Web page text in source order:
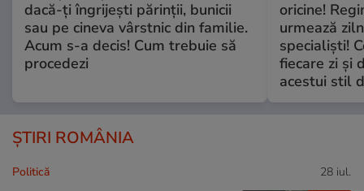
dacă-ți îngrijești părinții, bunicii
sau pe cineva vârstnic din familie.
Acum s-a decis! Cum trebuie să
procedezi
oricine!
urmează
specialiști!
fiecare zi și
acestui stil
ȘTIRI ROMÂNIA
Politică 28 iul.